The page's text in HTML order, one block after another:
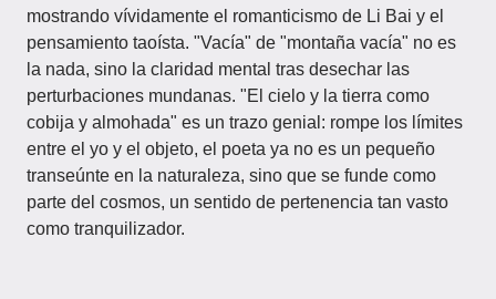
mostrando vívidamente el romanticismo de Li Bai y el
pensamiento taoísta. "Vacía" de "montaña vacía" no es
la nada, sino la claridad mental tras desechar las
perturbaciones mundanas. "El cielo y la tierra como
cobija y almohada" es un trazo genial: rompe los límites
entre el yo y el objeto, el poeta ya no es un pequeño
transeúnte en la naturaleza, sino que se funde como
parte del cosmos, un sentido de pertenencia tan vasto
como tranquilizador.